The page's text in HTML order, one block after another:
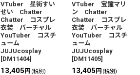
VTuber 星街すい
せい Chatter
Chatter コスプレ
衣装 バーチャル
YouTuber コスチ
ューム
JUJUcosplay
[DM11404]
13,405 円 (税別)
VTuber 宝鐘マリ
ン Chatter
Chatter コスプレ
衣装 バーチャル
YouTuber コスチ
ューム
JUJUcosplay
[DM11405]
13,405 円 (税別)